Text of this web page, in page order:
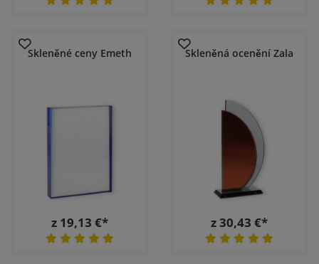
Skleněné ceny Emeth
z 19,13 €*
Skleněná ocenění Zala
z 30,43 €*